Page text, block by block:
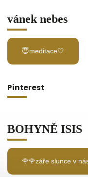
vánek nebes
😇meditace🤍
Pinterest
BOHYNĚ ISIS
🌹🌹záře slunce v